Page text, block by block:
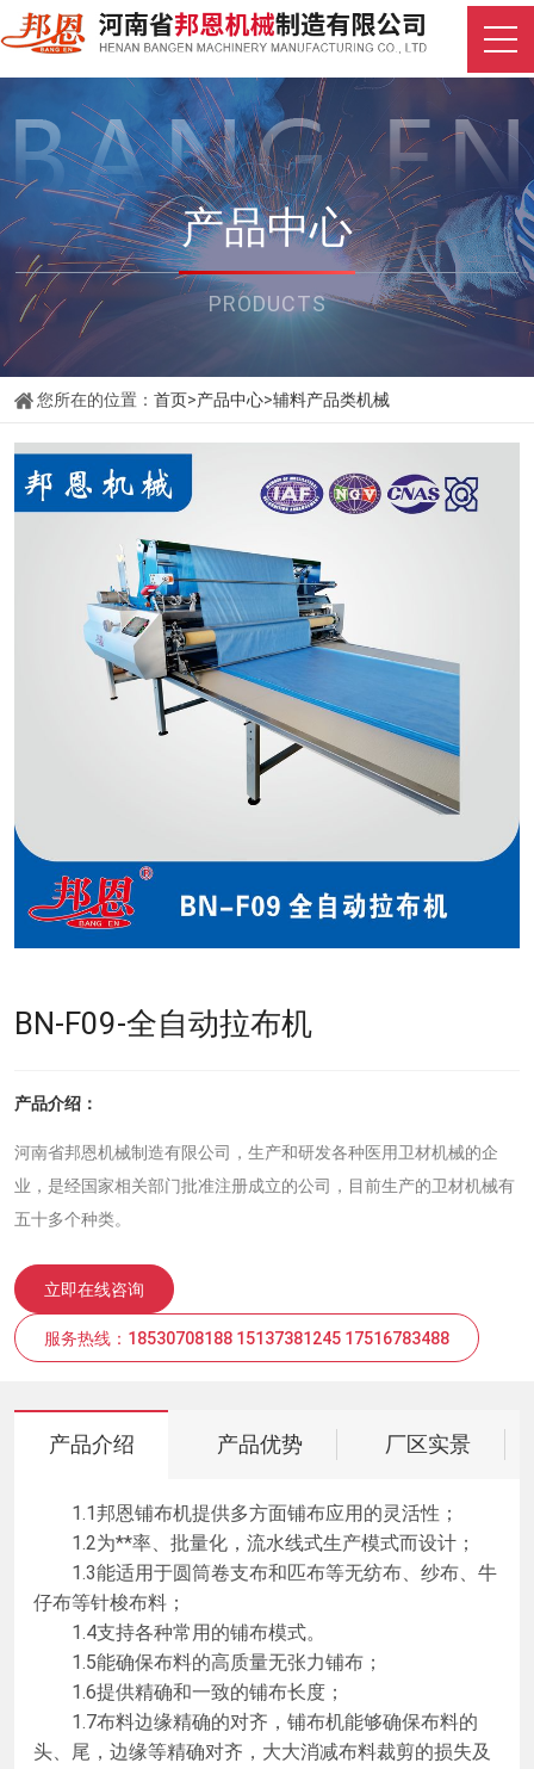
产品中心
PRODUCTS
您所在的位置： 首页>产品中心>辅料产品类机械
BN-F09-全自动拉布机
产品介绍：
河南省邦恩机械制造有限公司，生产和研发各种医用卫材机械的企
业，是经国家相关部门批准注册成立的公司，目前生产的卫材机械有
五十多个种类。
立即在线咨询
服务热线：18530708188 15137381245 17516783488
产品介绍 产品优势 厂区实景
1.1邦恩铺布机提供多方面铺布应用的灵活性；
1.2为**率、批量化，流水线式生产模式而设计；
1.3能适用于圆筒卷支布和匹布等无纺布、纱布、牛
仔布等针梭布料；
1.4支持各种常用的铺布模式。
1.5能确保布料的高质量无张力铺布；
1.6提供精确和一致的铺布长度；
1.7布料边缘精确的对齐，铺布机能够确保布料的
头、尾，边缘等精确对齐，大大消减布料裁剪的损失及